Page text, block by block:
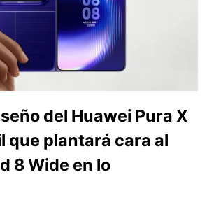
del Huawei Pura X
que plantará cara al
8 Wide en lo